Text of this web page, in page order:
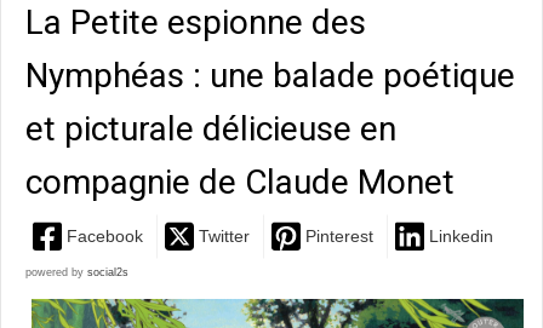
La Petite espionne des
Nymphéas : une balade poétique
et picturale délicieuse en
compagnie de Claude Monet
Facebook Twitter Pinterest Linkedin
powered by social2s